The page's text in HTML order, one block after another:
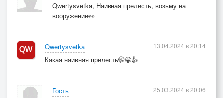
Qwertysvetka, Наивная прелесть, возьму на
вооружение👀
Qwertysvetka
Какая наивная прелесть🤭😁👍
13.04.2024 в 20:14
Гость
25.03.2024 в 20:06